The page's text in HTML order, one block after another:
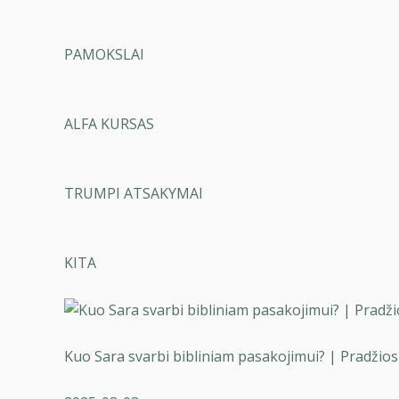
PAMOKSLAI
ALFA KURSAS
TRUMPI ATSAKYMAI
KITA
Kuo Sara svarbi bibliniam pasakojimui? |